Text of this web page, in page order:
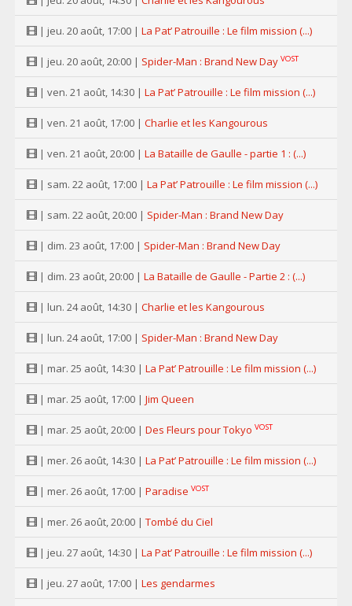
| jeu. 20 août, 17:00 | La Pat’ Patrouille : Le film mission (...)
| jeu. 20 août, 20:00 | Spider-Man : Brand New Day VOST
| ven. 21 août, 14:30 | La Pat’ Patrouille : Le film mission (...)
| ven. 21 août, 17:00 | Charlie et les Kangourous
| ven. 21 août, 20:00 | La Bataille de Gaulle - partie 1 : (...)
| sam. 22 août, 17:00 | La Pat’ Patrouille : Le film mission (...)
| sam. 22 août, 20:00 | Spider-Man : Brand New Day
| dim. 23 août, 17:00 | Spider-Man : Brand New Day
| dim. 23 août, 20:00 | La Bataille de Gaulle - Partie 2 : (...)
| lun. 24 août, 14:30 | Charlie et les Kangourous
| lun. 24 août, 17:00 | Spider-Man : Brand New Day
| mar. 25 août, 14:30 | La Pat’ Patrouille : Le film mission (...)
| mar. 25 août, 17:00 | Jim Queen
| mar. 25 août, 20:00 | Des Fleurs pour Tokyo VOST
| mer. 26 août, 14:30 | La Pat’ Patrouille : Le film mission (...)
| mer. 26 août, 17:00 | Paradise VOST
| mer. 26 août, 20:00 | Tombé du Ciel
| jeu. 27 août, 14:30 | La Pat’ Patrouille : Le film mission (...)
| jeu. 27 août, 17:00 | Les gendarmes